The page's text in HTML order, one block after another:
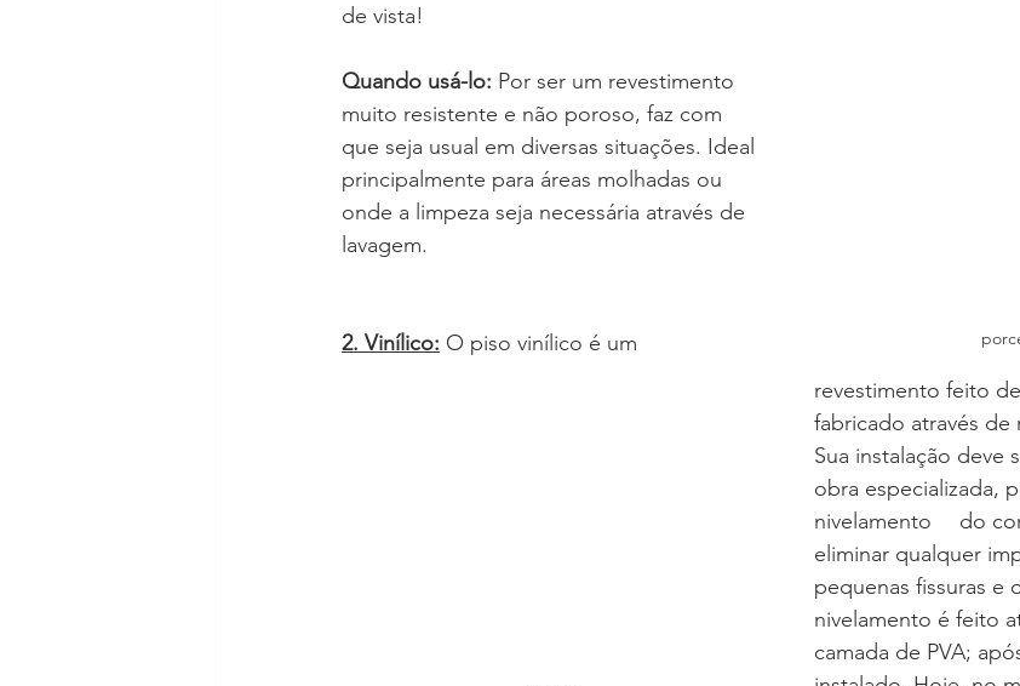
de vista!
Quando usá-lo: Por ser um revestimento
muito resistente e não poroso, faz com
que seja usual em diversas situações. Ideal
principalmente para áreas molhadas ou
onde a limpeza seja necessária através de
lavagem.
2. Vinílico: O piso vinílico é um
revestimento feito
fabricado através de
Sua instalação deve
obra especializada,
nivelamento 	do contra piso, de forma a
eliminar qualquer
pequenas fissuras e
nivelamento é feito
camada de PVA;